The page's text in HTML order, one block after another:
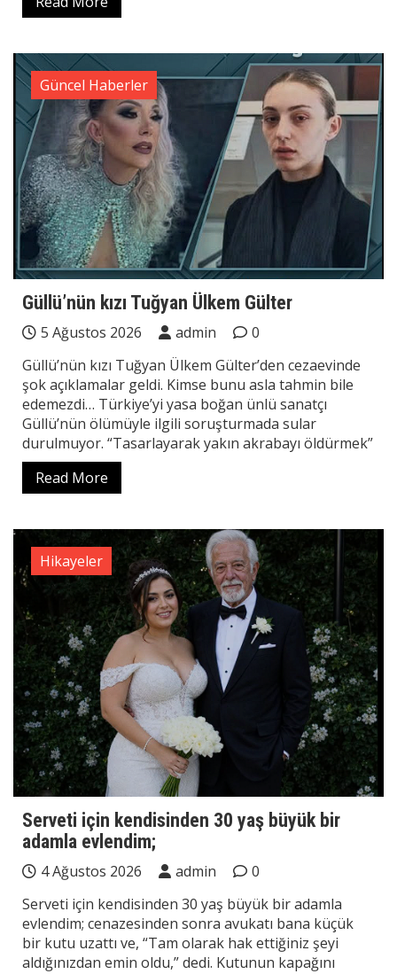
Güncel Haberler
Güllü’nün kızı Tuğyan Ülkem Gülter
5 Ağustos 2026 admin
0
Güllü’nün kızı Tuğyan Ülkem Gülter’den cezaevinde
şok açıklamalar geldi. Kimse bunu asla tahmin bile
edemezdi… Türkiye’yi yasa boğan ünlü sanatçı
Güllü’nün ölümüyle ilgili soruşturmada sular
durulmuyor. “Tasarlayarak yakın akrabayı öldürmek”
Read More
Hikayeler
Serveti için kendisinden 30 yaş büyük bir
adamla evlendim;
4 Ağustos 2026 admin
0
Serveti için kendisinden 30 yaş büyük bir adamla
evlendim; cenazesinden sonra avukatı bana küçük
bir kutu uzattı ve, “Tam olarak hak ettiğiniz şeyi
aldığınızdan emin oldu,” dedi. Kutunun kapağını